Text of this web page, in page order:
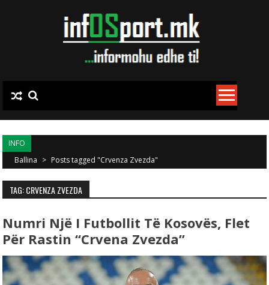
INFO
Ballina > Posts tagged "Crvenza Zvezda"
TAG: CRVENZA ZVEZDA
Numri Një I Futbollit Të Kosovës, Flet
Për Rastin “Crvena Zvezda”